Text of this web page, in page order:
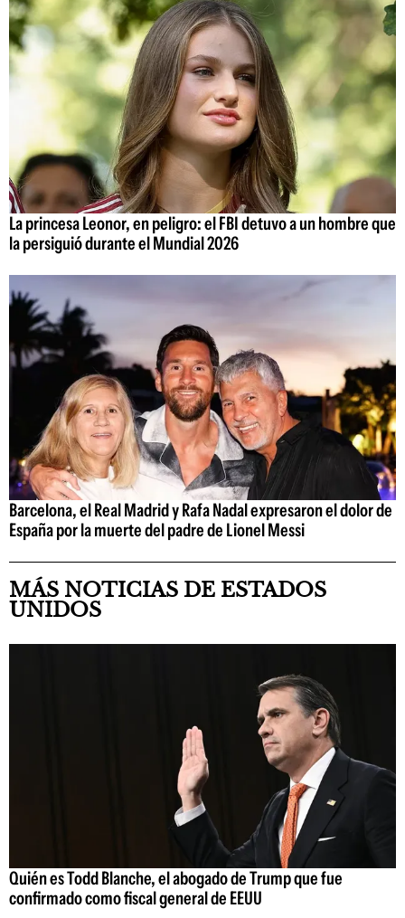
La princesa Leonor, en peligro: el FBI detuvo a un hombre que
la persiguió durante el Mundial 2026
Barcelona, el Real Madrid y Rafa Nadal expresaron el dolor de
España por la muerte del padre de Lionel Messi
MÁS NOTICIAS DE ESTADOS
UNIDOS
Quién es Todd Blanche, el abogado de Trump que fue
confirmado como fiscal general de EEUU